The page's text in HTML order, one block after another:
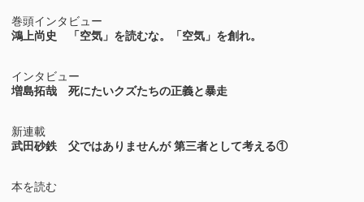
巻頭インタビュー
鴻上尚史 「空気」を読むな。「空気」を創れ。
インタビュー
増島拓哉 死にたいクズたちの正義と暴走
新連載
武田砂鉄 父ではありませんが 第三者として考える①
本を読む